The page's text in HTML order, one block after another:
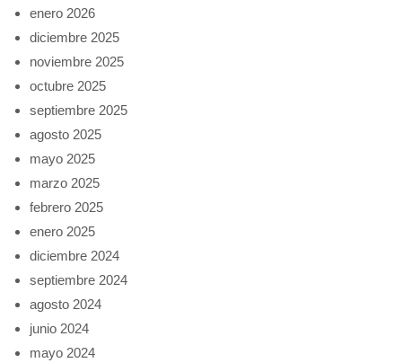
enero 2026
diciembre 2025
noviembre 2025
octubre 2025
septiembre 2025
agosto 2025
mayo 2025
marzo 2025
febrero 2025
enero 2025
diciembre 2024
septiembre 2024
agosto 2024
junio 2024
mayo 2024